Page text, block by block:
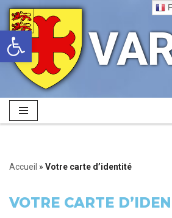
Ouvrir la barre d’outils
Aller
au
contenu
Accueil » Votre carte d’identité
VOTRE CARTE